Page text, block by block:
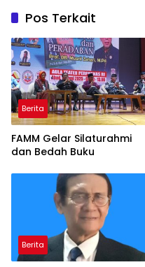
Pos Terkait
Berita
FAMM Gelar Silaturahmi
dan Bedah Buku
Berita